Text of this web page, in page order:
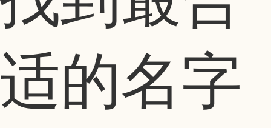
适的名字